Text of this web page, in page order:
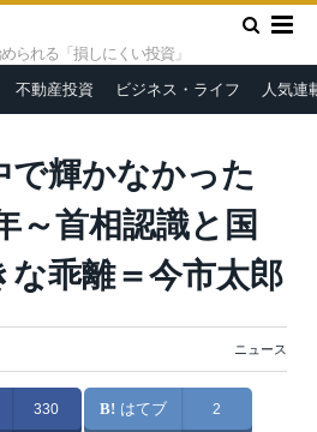
られる「損しにくい投資」
不動産投資 ビジネス・ライフ 人気連
世界の真ん中で輝かなかった日本の2019
きな乖離＝今市太郎
で輝かなかった
～首相認識と国
な乖離＝今市太郎
ニュース
330 はてブ 2